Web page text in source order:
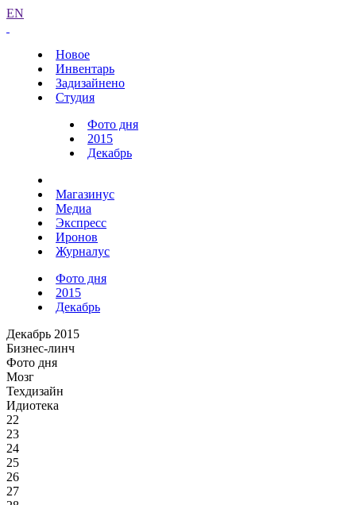
EN
Новое
Инвентарь
Задизайнено
Студия
Фото дня
2015
Декабрь
Магазинус
Медиа
Экспресс
Иронов
Журналус
Фото дня
2015
Декабрь
Декабрь 2015
Бизнес-линч
Фото дня
Мозг
Техдизайн
Идиотека
22
23
24
25
26
27